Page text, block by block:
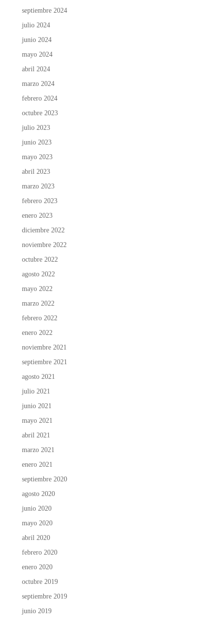
septiembre 2024
julio 2024
junio 2024
mayo 2024
abril 2024
marzo 2024
febrero 2024
octubre 2023
julio 2023
junio 2023
mayo 2023
abril 2023
marzo 2023
febrero 2023
enero 2023
diciembre 2022
noviembre 2022
octubre 2022
agosto 2022
mayo 2022
marzo 2022
febrero 2022
enero 2022
noviembre 2021
septiembre 2021
agosto 2021
julio 2021
junio 2021
mayo 2021
abril 2021
marzo 2021
enero 2021
septiembre 2020
agosto 2020
junio 2020
mayo 2020
abril 2020
febrero 2020
enero 2020
octubre 2019
septiembre 2019
junio 2019